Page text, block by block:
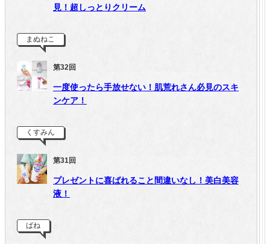
見！超しっとりクリーム
まぬねこ
第32回
一度使ったら手放せない！肌荒れさん必見のスキ
ンケア！
くすみん
第31回
プレゼントに喜ばれること間違いなし！美白美容
液！
ばね